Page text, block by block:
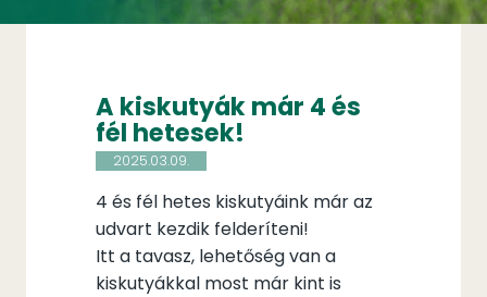
A kiskutyák már 4 és
fél hetesek!
2025.03.09.
4 és fél hetes kiskutyáink már az
udvart kezdik felderíteni!
Itt a tavasz, lehetőség van a
kiskutyákkal most már kint is